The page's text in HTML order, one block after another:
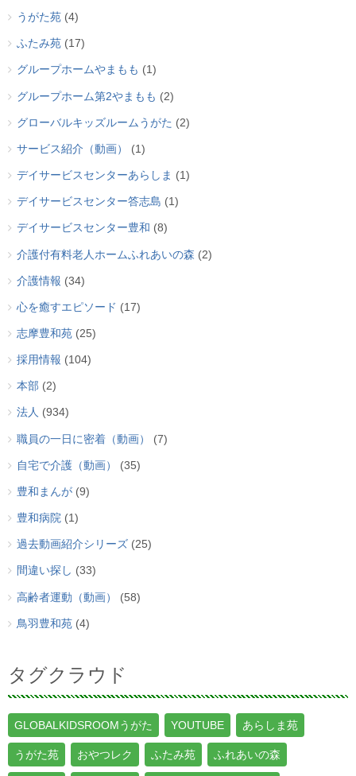
うがた苑 (4)
ふたみ苑 (17)
グループホームやまもも (1)
グループホーム第2やまもも (2)
グローバルキッズルームうがた (2)
サービス紹介（動画） (1)
デイサービスセンターあらしま (1)
デイサービスセンター答志島 (1)
デイサービスセンター豊和 (8)
介護付有料老人ホームふれあいの森 (2)
介護情報 (34)
心を癒すエピソード (17)
志摩豊和苑 (25)
採用情報 (104)
本部 (2)
法人 (934)
職員の一日に密着（動画） (7)
自宅で介護（動画） (35)
豊和まんが (9)
豊和病院 (1)
過去動画紹介シリーズ (25)
間違い探し (33)
高齢者運動（動画） (58)
鳥羽豊和苑 (4)
タグクラウド
GLOBALKIDSROOMうがた YOUTUBE あらしま苑
うがた苑 おやつレク ふたみ苑 ふれあいの森